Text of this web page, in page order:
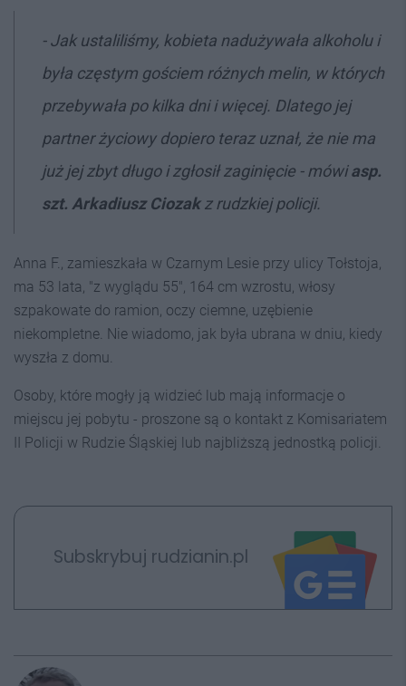
- Jak ustaliliśmy, kobieta nadużywała alkoholu i
była częstym gościem różnych melin, w których
przebywała po kilka dni i więcej. Dlatego jej
partner życiowy dopiero teraz uznał, że nie ma
już jej zbyt długo i zgłosił zaginięcie - mówiasp.
szt. Arkadiusz Ciozakz rudzkiej policji.
Anna F., zamieszkała w Czarnym Lesie przy ulicy Tołstoja,
ma 53 lata, "z wyglądu 55", 164 cm wzrostu, włosy
szpakowate do ramion, oczy ciemne, uzębienie
niekompletne. Nie wiadomo, jak była ubrana w dniu, kiedy
wyszła z domu.
Osoby, które mogły ją widzieć lub mają informacje o
miejscu jej pobytu - proszone są o kontakt z Komisariatem
II Policji w Rudzie Śląskiej lub najbliższą jednostką policji.
Subskrybuj rudzianin.pl